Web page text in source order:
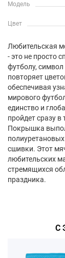
Модель
Цвет
Любительская
- это не просто
футболу,
повторяет
обеспечивая
мирового
единство и
пройдет сразу
Покрышка
сшивки. Этот
любительских
стремящихся
праздника.
С